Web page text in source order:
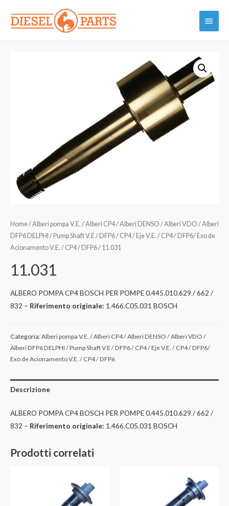
contenuto
Menu
Home/Alberi pompa V.E. / Alberi CP4 / Alberi DENSO / Alberi VDO / Alberi
DFP6 DELPHI / Pump Shaft V.E / DFP6 / CP4 / Eje V.E. / CP4 / DFP6/ Exo de
Acionamento V.E. / CP4 / DFP6/ 11.031
11.031
ALBERO POMPA CP4 BOSCH PER POMPE 0.445.010.629 / 662 /
832 – Riferimento originale: 1.466.C05.031 BOSCH
Categoria:Alberi pompa V.E. / Alberi CP4 / Alberi DENSO / Alberi VDO /
Alberi DFP6 DELPHI / Pump Shaft V.E / DFP6 / CP4 / Eje V.E. / CP4 / DFP6/
Exo de Acionamento V.E. / CP4 / DFP6
Descrizione
ALBERO POMPA CP4 BOSCH PER POMPE 0.445.010.629 / 662 /
832 – Riferimento originale: 1.466.C05.031 BOSCH
Prodotti correlati